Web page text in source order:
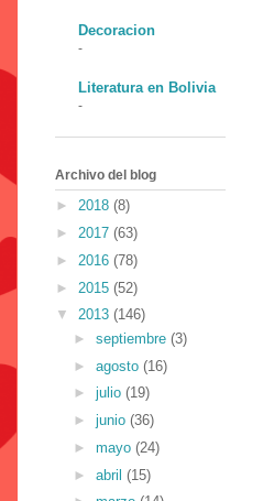
Decoracion
-
Literatura en Bolivia
-
Archivo del blog
► 2018 (8)
► 2017 (63)
► 2016 (78)
► 2015 (52)
▼ 2013 (146)
► septiembre (3)
► agosto (16)
► julio (19)
► junio (36)
► mayo (24)
► abril (15)